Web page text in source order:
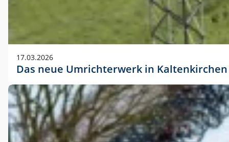
17.03.2026
Das neue Umrichterwerk in Kaltenkirchen